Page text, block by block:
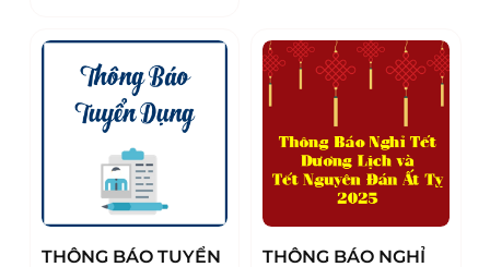
qua.
mọi nhu cầu và mong
muốn của khách hàng
trong tương lai.
THÔNG BÁO TUYỂN
THÔNG BÁO NGHỈ